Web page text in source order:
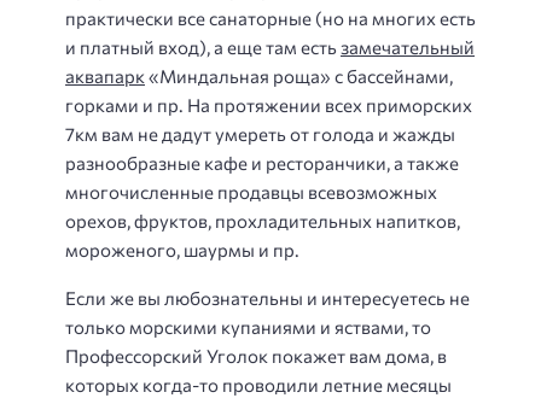
практически все санаторные (но на многих есть
и платный вход), а еще там естьзамечательный
аквапарк «Миндальная роща» с бассейнами,
горками и пр. На протяжении всех приморских
7км вам не дадут умереть от голода и жажды
разнообразные кафе и ресторанчики, а также
многочисленные продавцы всевозможных
орехов, фруктов, прохладительных напитков,
мороженого, шаурмы и пр.
Если же вы любознательны и интересуетесь не
только морскими купаниями и яствами, то
Профессорский Уголок покажет вам дома, в
которых когда-то проводили летние месяцы